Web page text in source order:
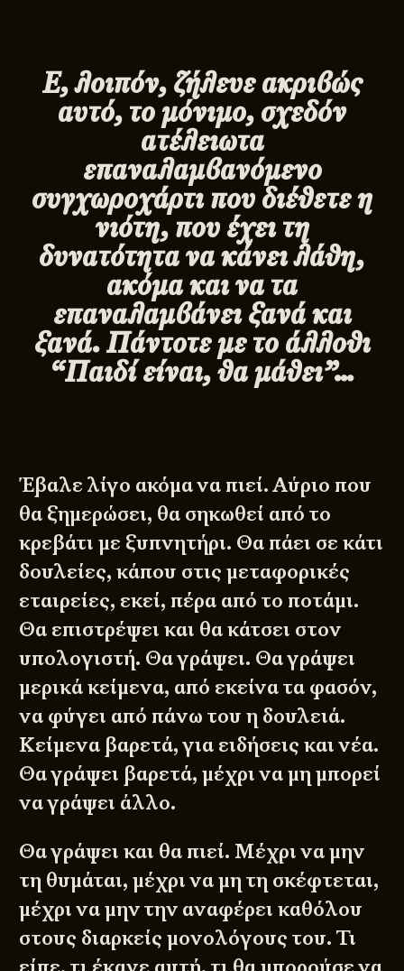
Ε, λοιπόν, ζήλευε ακριβώς
αυτό, το μόνιμο, σχεδόν
ατέλειωτα
επαναλαμβανόμενο
συγχωροχάρτι που διέθετε η
νιότη, που έχει τη
δυνατότητα να κάνει λάθη,
ακόμα και να τα
επαναλαμβάνει ξανά και
ξανά. Πάντοτε με το άλλοθι
“Παιδί είναι, θα μάθει”…
Έβαλε λίγο ακόμα να πιεί. Αύριο που
θα ξημερώσει, θα σηκωθεί από το
κρεβάτι με ξυπνητήρι. Θα πάει σε κάτι
δουλείες, κάπου στις μεταφορικές
εταιρείες, εκεί, πέρα από το ποτάμι.
Θα επιστρέψει και θα κάτσει στον
υπολογιστή. Θα γράψει. Θα γράψει
μερικά κείμενα, από εκείνα τα φασόν,
να φύγει από πάνω του η δουλειά.
Κείμενα βαρετά, για ειδήσεις και νέα.
Θα γράψει βαρετά, μέχρι να μη μπορεί
να γράψει άλλο.
Θα γράψει και θα πιεί. Μέχρι να μην
τη θυμάται, μέχρι να μη τη σκέφτεται,
μέχρι να μην την αναφέρει καθόλου
στους διαρκείς μονολόγους του. Τι